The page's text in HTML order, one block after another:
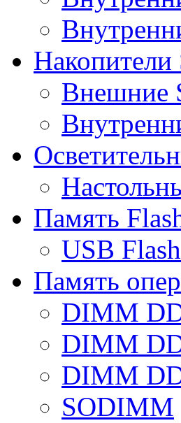
Накопители
Внешние
Память
USB
Память
DIMM
DIMM
DIMM
SODIMM